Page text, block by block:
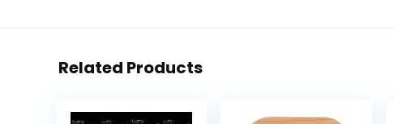
Related Products